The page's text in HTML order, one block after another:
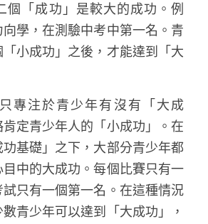
個「成功」是較大的成功。例
學，在測驗中考中第一名。青
小成功」之後，才能達到「大
專注於青少年有沒有「大成
定青少年人的「小成功」。在
基礎」之下，大部分青少年都
中的大成功。每個比賽只有一
只有一個第一名。在這種情況
青少年可以達到「大成功」，